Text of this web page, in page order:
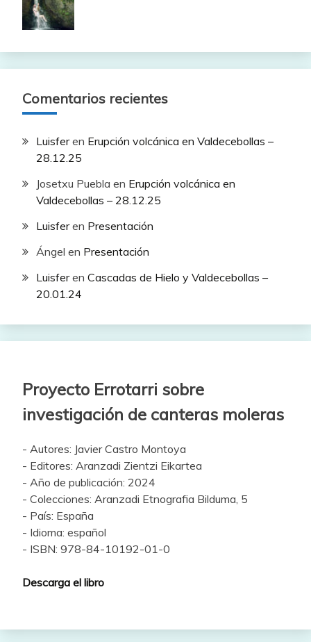
Comentarios recientes
Luisferen Erupción volcánica en Valdecebollas –
28.12.25
Josetxu Puebla en Erupción volcánica en
Valdecebollas – 28.12.25
Luisferen Presentación
Ángel en Presentación
Luisferen Cascadas de Hielo y Valdecebollas –
20.01.24
Proyecto Errotarri sobre
investigación de canteras moleras
- Autores: Javier Castro Montoya
- Editores: Aranzadi Zientzi Eikartea
- Año de publicación: 2024
- Colecciones: Aranzadi Etnografia Bilduma, 5
- País: España
- Idioma: español
- ISBN: 978-84-10192-01-0
Descarga el libro